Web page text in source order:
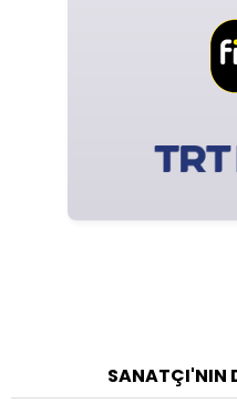
SANATÇI'NIN